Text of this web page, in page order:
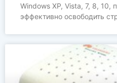
Windows XP, Vista, 7, 8,
эффективно освободить